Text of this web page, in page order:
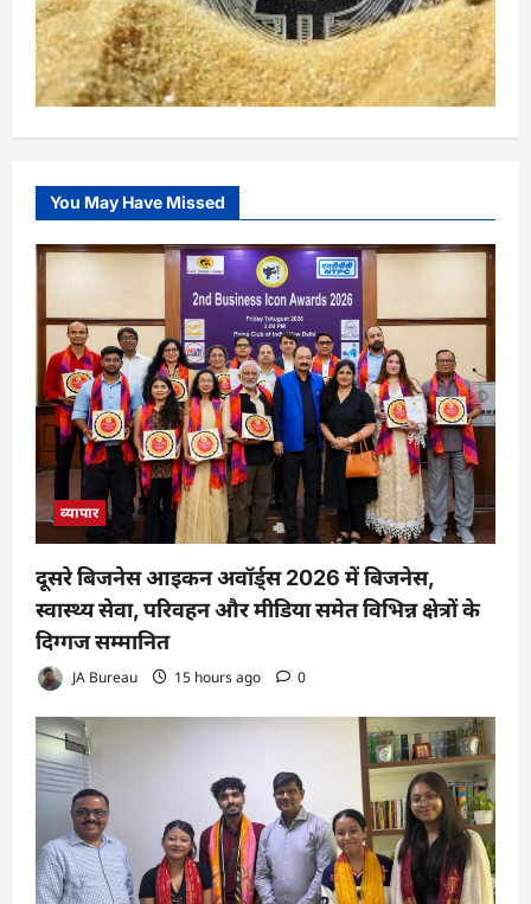
You May Have Missed
व्यापार
दूसरे बिजनेस आइकन अवॉर्ड्स 2026 में बिजनेस,
स्वास्थ्य सेवा, परिवहन और मीडिया समेत विभिन्न क्षेत्रों के
दिग्गज सम्मानित
JA Bureau 15 hours ago 0